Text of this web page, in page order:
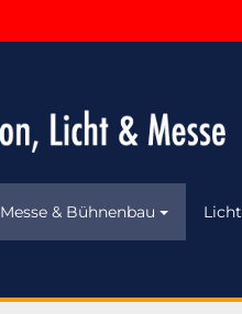
Messe & Bühnenbau